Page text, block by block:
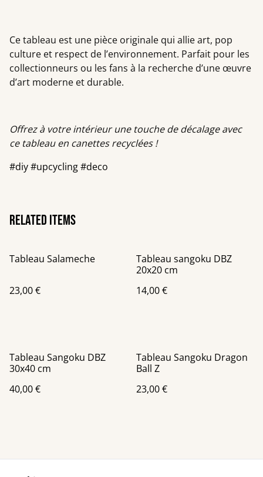
Ce tableau est une pièce originale qui allie art, pop
culture et respect de l’environnement. Parfait pour les
collectionneurs ou les fans à la recherche d’une œuvre
d’art moderne et durable.
Offrez à votre intérieur une touche de décalage avec
ce tableau en canettes recyclées !
#diy #upcycling #deco
Related items
Tableau Salameche
23,00 €
Tableau sangoku DBZ
20x20 cm
14,00 €
Tableau Sangoku DBZ
30x40 cm
40,00 €
Tableau Sangoku Dragon
Ball Z
23,00 €